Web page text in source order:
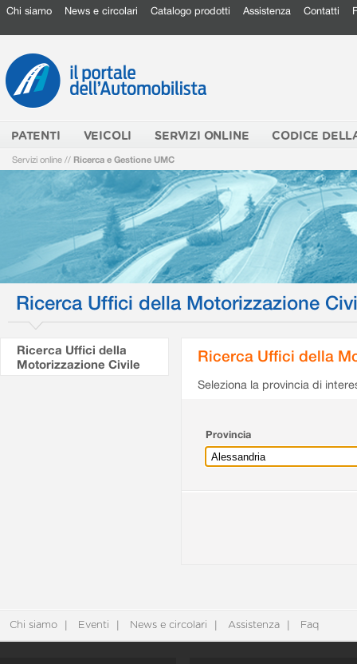
Chi siamo News e circolari Catalogo prodotti Assistenza Contatti
PATENTI VEICOLI SERVIZI ONLINE CODICE
Servizi online // Ricerca e Gestione UMC
Ricerca Uffici della Motorizzazione
Ricerca Uffici della
Motorizzazione Civile
Ricerca Uffici della
Seleziona la provincia di
Provincia
Chi siamo Eventi News e circolari Assistenza Faq